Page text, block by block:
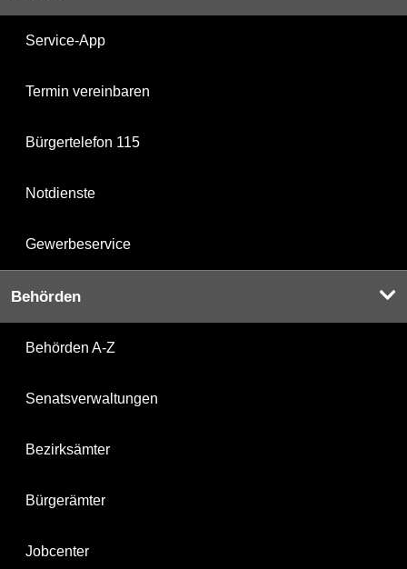
Service-App
Termin vereinbaren
Bürgertelefon 115
Notdienste
Gewerbeservice
Behörden
Behörden A-Z
Senatsverwaltungen
Bezirksämter
Bürgerämter
Jobcenter